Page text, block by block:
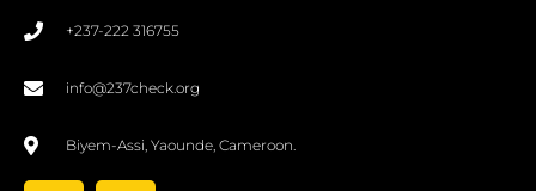
+237-222 316755
info@237check.org
Biyem-Assi, Yaounde, Cameroon.